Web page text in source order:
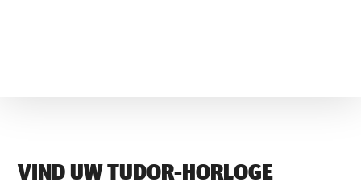
VIND UW TUDOR-HORLOGE